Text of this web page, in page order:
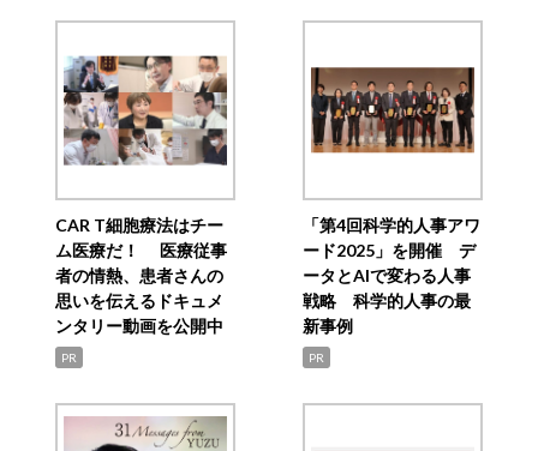
CAR T細胞療法はチー
ム医療だ！ 医療従事
者の情熱、患者さんの
思いを伝えるドキュメ
ンタリー動画を公開中
PR
「第4回科学的人事アワ
ード2025」を開催 デ
ータとAIで変わる人事
戦略 科学的人事の最
新事例
PR